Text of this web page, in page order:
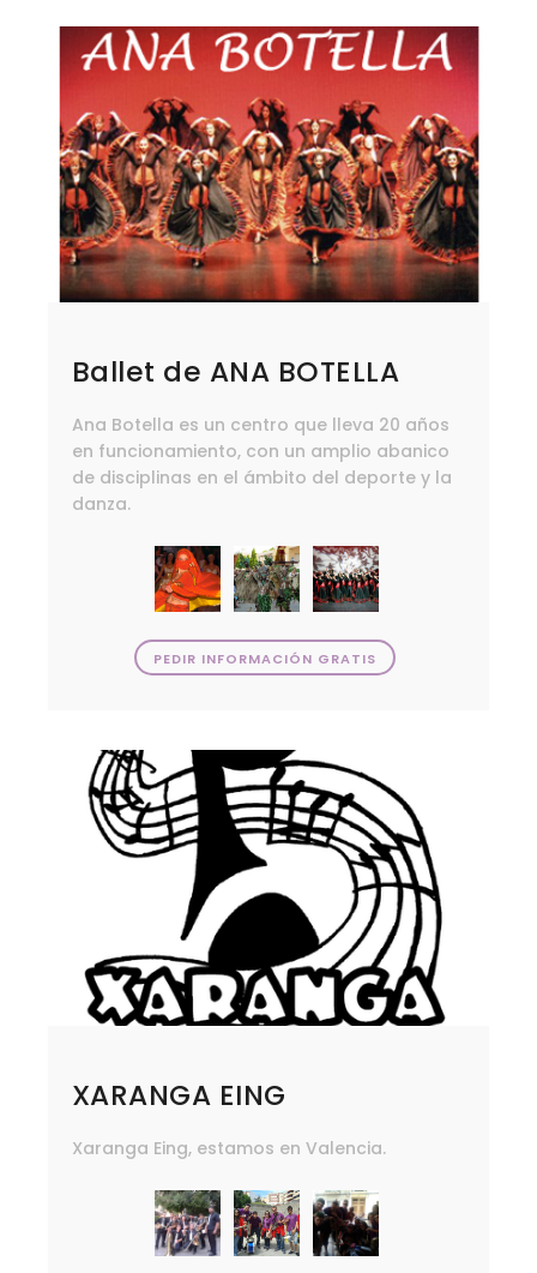
Ballet de ANA BOTELLA
Ana Botella es un centro que lleva 20 años
en funcionamiento, con un amplio abanico
de disciplinas en el ámbito del deporte y la
danza.
PEDIR INFORMACIÓN GRATIS
XARANGA EING
Xaranga Eing, estamos en Valencia.